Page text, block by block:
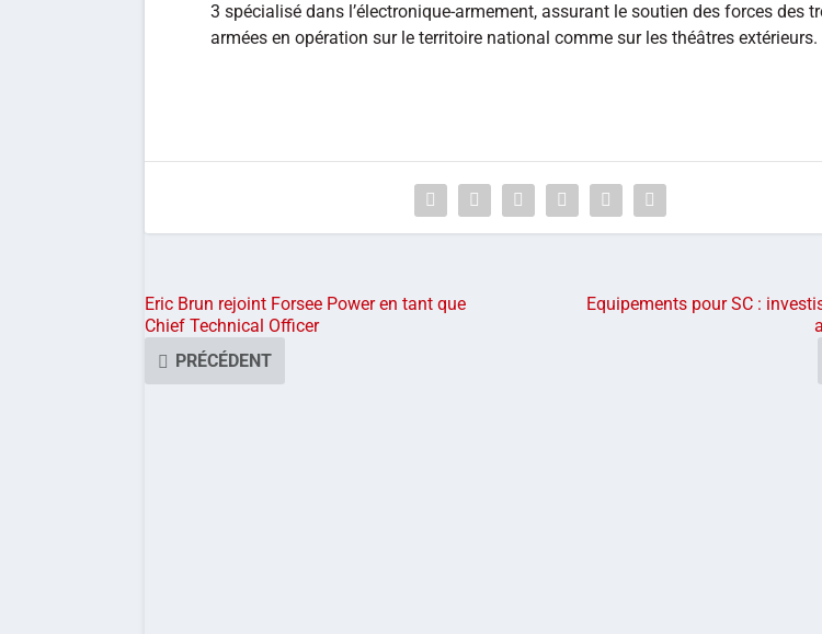
3 spécialisé dans l’électronique-armement, assurant le soutien des forces des
armées en opération sur le territoire national comme sur les théâtres extérieurs.
Eric Brun rejoint Forsee Power en tant que
Chief Technical Officer
PRÉCÉDENT
Equipements pour SC :